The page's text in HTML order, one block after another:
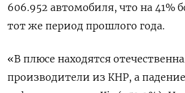
606.952 автомобиля, что на 41%
тот же период прошлого года.
«В плюсе находятся
производители из КНР, а падение